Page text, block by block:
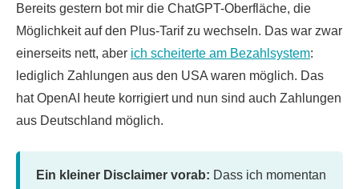
Bereits gestern bot mir die ChatGPT-Oberfläche, die
Möglichkeit auf den Plus-Tarif zu wechseln. Das war zwar
einerseits nett, aber ich scheiterte am Bezahlsystem:
lediglich Zahlungen aus den USA waren möglich. Das
hat OpenAI heute korrigiert und nun sind auch Zahlungen
aus Deutschland möglich.
Ein kleiner Disclaimer vorab: Dass ich momentan